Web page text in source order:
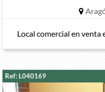
Local comercial en venta
Ref: L040169